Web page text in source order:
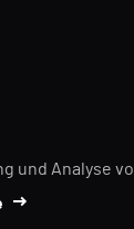
und Analyse